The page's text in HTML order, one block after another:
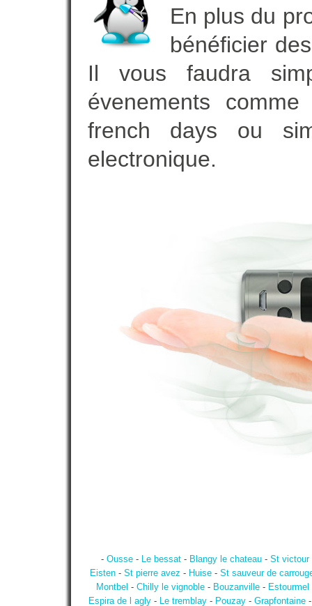
En plus du
bénéficier
Il vous faudra
évenements
french days ou
electronique.
- Ousse - Le bessat - Blangy le chateau - St victour
Eisten - St pierre avez - Huise - St sauveur de
Montbel - Chilly le vignoble- Bouzanville- Estourmel
Espira de l agly- Le tremblay- Pouzay- Grapfontaine